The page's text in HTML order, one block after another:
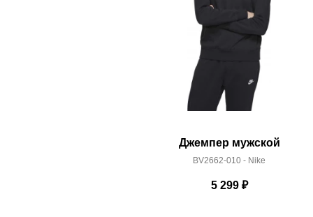
Джемпер мужской
BV2662-010 - Nike
5 299₽